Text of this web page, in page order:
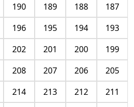
187
188
189
190
193
194
195
196
199
200
201
202
205
206
207
208
211
212
213
214